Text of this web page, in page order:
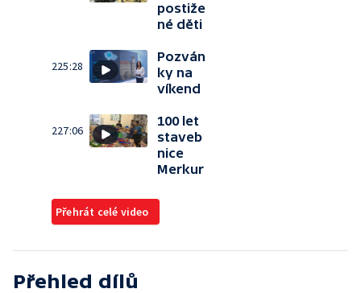
postiže
né děti
225:28
Pozván
ky na
víkend
227:06
100 let
staveb
nice
Merkur
Přehrát celé video
Přehled dílů